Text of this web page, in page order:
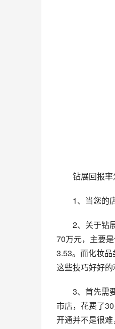
钻展回报率
1、当您的店
2、关于钻展
70万元，主要
3.53。而化妆
这些技巧好好的
3、首先需要
市店，花费了
开通并不是很